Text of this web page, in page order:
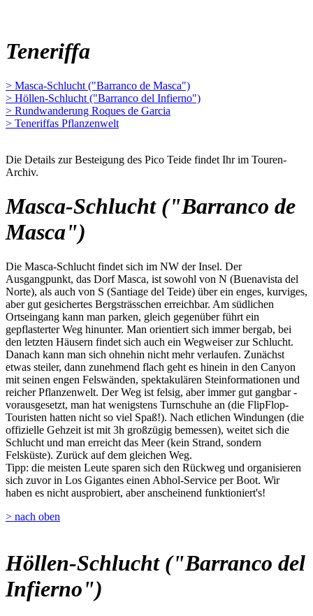
Teneriffa
> Masca-Schlucht ("Barranco de Masca")
> Höllen-Schlucht ("Barranco del Infierno")
> Rundwanderung Roques de Garcia
> Teneriffas Pflanzenwelt
Die Details zur Besteigung des Pico Teide findet Ihr im Touren-
Archiv.
Masca-Schlucht ("Barranco de
Masca")
Die Masca-Schlucht findet sich im NW der Insel. Der
Ausgangpunkt, das Dorf Masca, ist sowohl von N (Buenavista del
Norte), als auch von S (Santiage del Teide) über ein enges, kurviges,
aber gut gesichertes Bergsträsschen erreichbar. Am südlichen
Ortseingang kann man parken, gleich gegenüber führt ein
gepflasterter Weg hinunter. Man orientiert sich immer bergab, bei
den letzten Häusern findet sich auch ein Wegweiser zur Schlucht.
Danach kann man sich ohnehin nicht mehr verlaufen. Zunächst
etwas steiler, dann zunehmend flach geht es hinein in den Canyon
mit seinen engen Felswänden, spektakulären Steinformationen und
reicher Pflanzenwelt. Der Weg ist felsig, aber immer gut gangbar -
vorausgesetzt, man hat wenigstens Turnschuhe an (die FlipFlop-
Touristen hatten nicht so viel Spaß!). Nach etlichen Windungen (die
offizielle Gehzeit ist mit 3h großzügig bemessen), weitet sich die
Schlucht und man erreicht das Meer (kein Strand, sondern
Felsküste). Zurück auf dem gleichen Weg.
Tipp: die meisten Leute sparen sich den Rückweg und organisieren
sich zuvor in Los Gigantes einen Abhol-Service per Boot. Wir
haben es nicht ausprobiert, aber anscheinend funktioniert's!
> nach oben
Höllen-Schlucht ("Barranco del
Infierno")